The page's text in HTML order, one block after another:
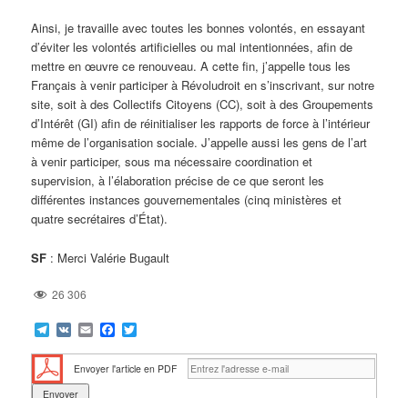
Ainsi, je travaille avec toutes les bonnes volontés, en essayant
d’éviter les volontés artificielles ou mal intentionnées, afin de
mettre en œuvre ce renouveau. A cette fin, j’appelle tous les
Français à venir participer à Révoludroit en s’inscrivant, sur notre
site, soit à des Collectifs Citoyens (CC), soit à des Groupements
d’Intérêt (GI) afin de réinitialiser les rapports de force à l’intérieur
même de l’organisation sociale. J’appelle aussi les gens de l’art
à venir participer, sous ma nécessaire coordination et
supervision, à l’élaboration précise de ce que seront les
différentes instances gouvernementales (cinq ministères et
quatre secrétaires d’État).
SF : Merci Valérie Bugault
26 306
Telegram
VK EmailFacebook
Envoyer l'article en PDF